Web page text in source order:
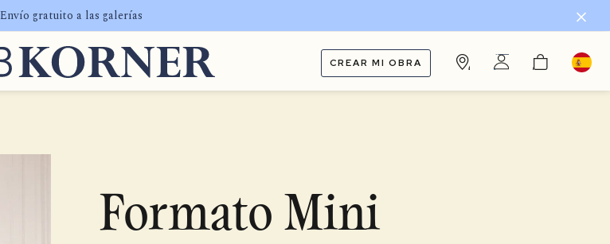
Envío gratuito a las galerías
CREAR MI OBRA
Formato Mini